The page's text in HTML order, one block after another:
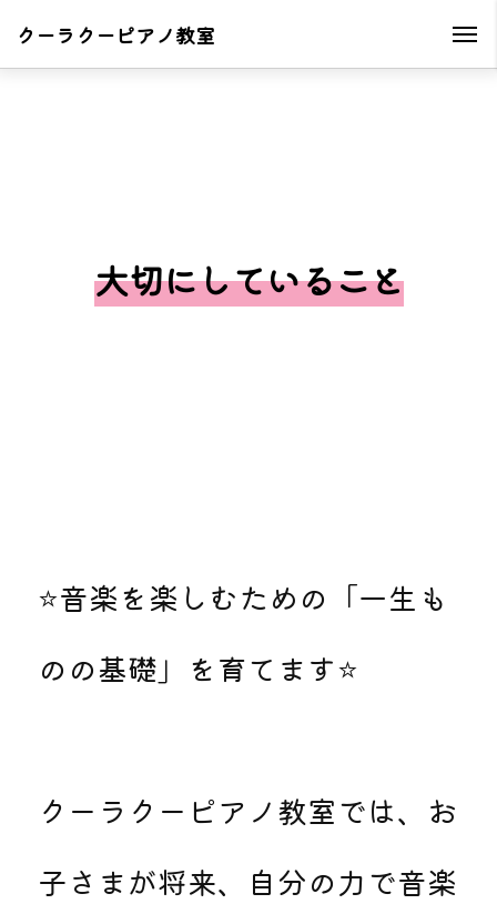
クーラクーピアノ教室
大切にしていること
⭐音楽を楽しむための「一生も
のの基礎」を育てます⭐
クーラクーピアノ教室では、お
子さまが将来、自分の力で音楽